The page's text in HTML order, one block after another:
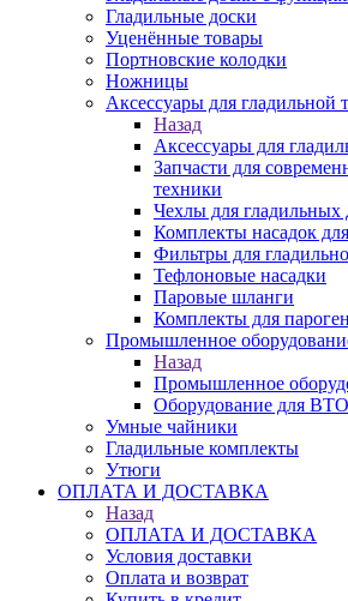
Гладильные доски
Уценённые товары
Портновские колодки
Ножницы
Аксессуары для гладильной
Назад
Аксессуары для
Запчасти для
техники
Чехлы для гладильных
Комплекты насадок
Фильтры для
Тефлоновые насадки
Паровые шланги
Комплекты для
Промышленное
Назад
Промышленное
Оборудование для ВТО
Умные чайники
Гладильные комплекты
Утюги
ОПЛАТА И ДОСТАВКА
Назад
ОПЛАТА И ДОСТАВКА
Условия доставки
Оплата и возврат